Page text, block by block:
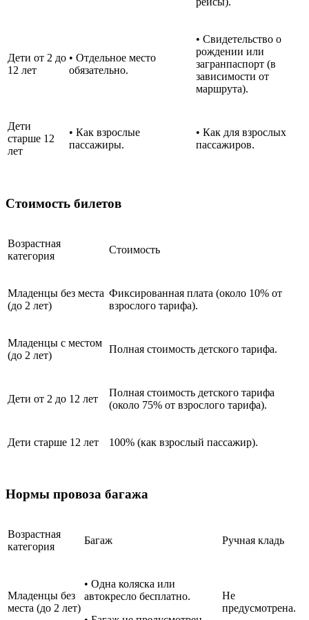
Дети от 2 до
12 лет
• Отдельное место
обязательно.
• Свидетельство о
рождении или
загранпаспорт (в
зависимости от
маршрута).
Дети
старше 12
лет
• Как взрослые
пассажиры.
• Как для взрослых
пассажиров.
Стоимость билетов
Возрастная
категория
Стоимость
Младенцы без места
(до 2 лет)
Фиксированная плата (около 10% от
взрослого тарифа).
Младенцы с местом
(до 2 лет)
Полная стоимость детского тарифа.
Дети от 2 до 12 лет
Полная стоимость детского тарифа
(около 75% от взрослого тарифа).
Дети старше 12 лет 100% (как взрослый пассажир).
Нормы провоза багажа
Возрастная
категория
Багаж Ручная кладь
Младенцы без
места (до 2 лет)
• Одна коляска или
автокресло бесплатно.
Не
предусмотрена.